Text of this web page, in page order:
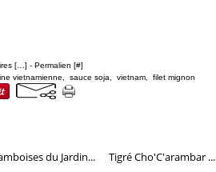
[ ] - Permalien [#]
vietnamienne sauce soja vietnam filet mignon
du Jardin... Tigré Cho'C'arambar ...